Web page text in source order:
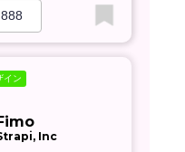
888
イン
Inc